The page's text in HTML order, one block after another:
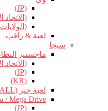
(JP)
(الاتحاد
لعبة & راقب
سيجا
ماجستير
(الاتحاد
(JP)
(KR)
لعبة جير (ALL)
Mega Drive / سفر التكوين
(JP)